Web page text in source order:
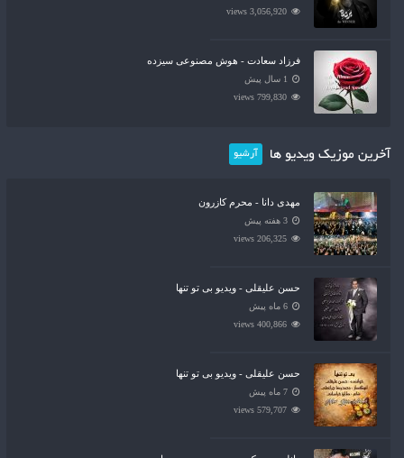
3,056,920 views
فرزاد سعادت - هوش مصنوعی سیزده
1 سال پیش
799,830 views
آخرین موزیک ویدیو ها آرشیو
مهدی دانا - محرم کازرون
3 هفته پیش
206,325 views
حسن علیقلی - ویدیو بی تو تنها
6 ماه پیش
400,866 views
حسن علیقلی - ویدیو بی تو تنها
7 ماه پیش
579,707 views